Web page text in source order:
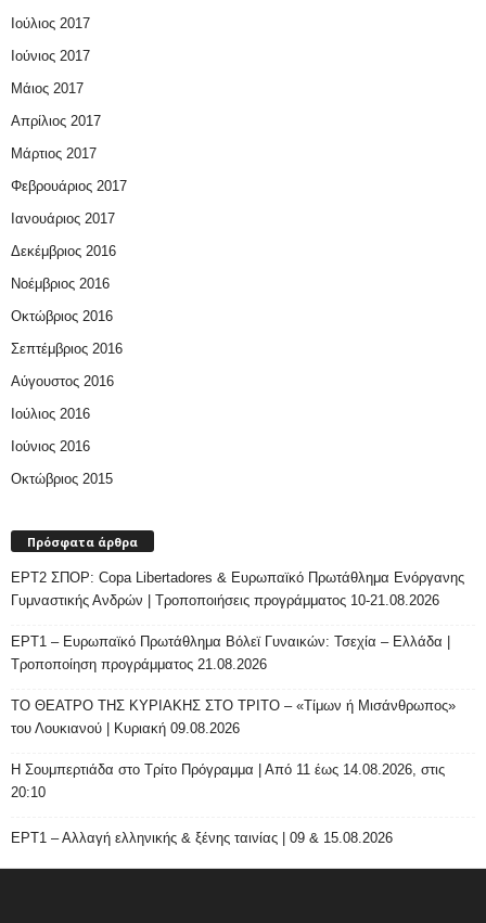
Ιούλιος 2017
Ιούνιος 2017
Μάιος 2017
Απρίλιος 2017
Μάρτιος 2017
Φεβρουάριος 2017
Ιανουάριος 2017
Δεκέμβριος 2016
Νοέμβριος 2016
Οκτώβριος 2016
Σεπτέμβριος 2016
Αύγουστος 2016
Ιούλιος 2016
Ιούνιος 2016
Οκτώβριος 2015
Πρόσφατα άρθρα
ΕΡΤ2 ΣΠΟΡ: Copa Libertadores & Ευρωπαϊκό Πρωτάθλημα Ενόργανης
Γυμναστικής Ανδρών | Τροποποιήσεις προγράμματος 10-21.08.2026
ΕΡΤ1 – Ευρωπαϊκό Πρωτάθλημα Βόλεϊ Γυναικών: Τσεχία – Ελλάδα |
Τροποποίηση προγράμματος 21.08.2026
ΤΟ ΘΕΑΤΡΟ ΤΗΣ ΚΥΡΙΑΚΗΣ ΣΤΟ ΤΡΙΤΟ – «Τίμων ή Μισάνθρωπος»
του Λουκιανού | Κυριακή 09.08.2026
H Σουμπερτιάδα στο Τρίτο Πρόγραμμα | Από 11 έως 14.08.2026, στις
20:10
ΕΡΤ1 – Αλλαγή ελληνικής & ξένης ταινίας | 09 & 15.08.2026